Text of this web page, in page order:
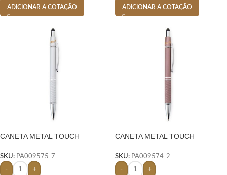
ADICIONAR A COTAÇÃO ADICIONAR A COTAÇÃO
CANETA METAL TOUCH
SKU: PA009575-7
- +
CANETA METAL TOUCH
SKU: PA009574-2
- +